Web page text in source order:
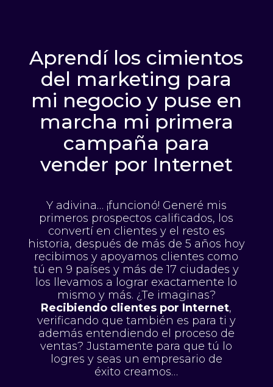
Aprendí los cimientos
del marketing para
mi negocio y puse en
marcha mi primera
campaña para
vender por Internet
Y adivina… ¡funcionó! Generé mis
primeros prospectos calificados, los
convertí en clientes y el resto es
historia, después de más de 5 años hoy
recibimos y apoyamos clientes como
tú en 9 países y más de 17 ciudades y
los llevamos a lograr exactamente lo
mismo y más. ¿Te imaginas?
Recibiendo clientes por Internet,
verificando que también es para ti y
además entendiendo el proceso de
ventas? Justamente para que tú lo
logres y seas un empresario de
éxito creamos…